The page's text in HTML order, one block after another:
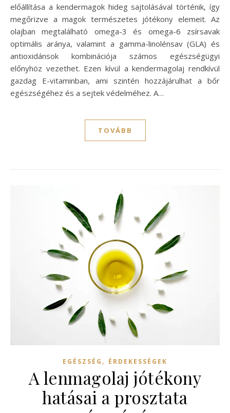
előállítása a kendermagok hideg sajtolásával történik, így
megőrizve a magok természetes jótékony elemeit. Az
olajban megtalálható omega-3 és omega-6 zsírsavak
optimális aránya, valamint a gamma-linolénsav (GLA) és
antioxidánsok kombinációja számos egészségügyi
előnyhöz vezethet. Ezen kívül a kendermagolaj rendkívül
gazdag E-vitaminban, ami szintén hozzájárulhat a bőr
egészségéhez és a sejtek védelméhez. A…
TOVÁBB
EGÉSZSÉG , ÉRDEKESSÉGEK
A lenmagolaj jótékony
hatásai a prosztata